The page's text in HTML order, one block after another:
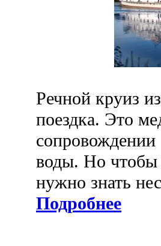
Речной круиз
поездка. Это
сопровождении
воды. Но чтобы
нужно знать
Подробнее